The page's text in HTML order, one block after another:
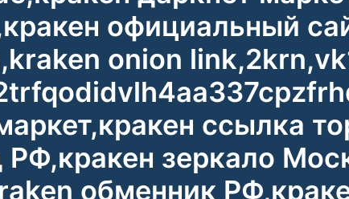
официальный
onion
ссылка
РФ,кракен зеркало
обменник